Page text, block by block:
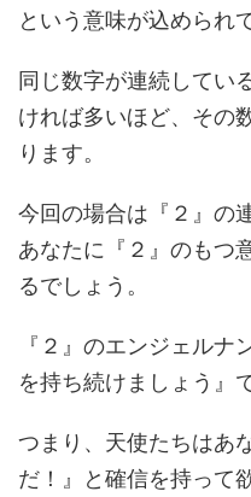
という意味が込められ
同じ数字が連続してい
ければ多いほど、その
ります。
今回の場合は『２』の
あなたに『２』のもつ
るでしょう。
『２』のエンジェル
を持ち続けましょう』
つまり、天使たちはあ
だ！』と確信を持って